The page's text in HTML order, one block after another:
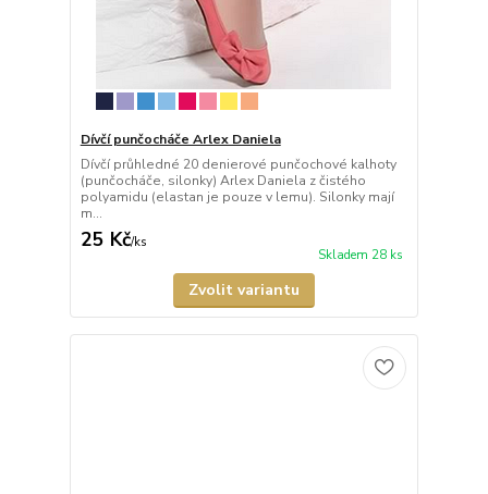
Dívčí punčocháče Arlex Daniela
Dívčí průhledné 20 denierové punčochové kalhoty
(punčocháče, silonky) Arlex Daniela z čistého
polyamidu (elastan je pouze v lemu). Silonky mají
m...
25 Kč/ks
Skladem 28 ks
Zvolit variantu